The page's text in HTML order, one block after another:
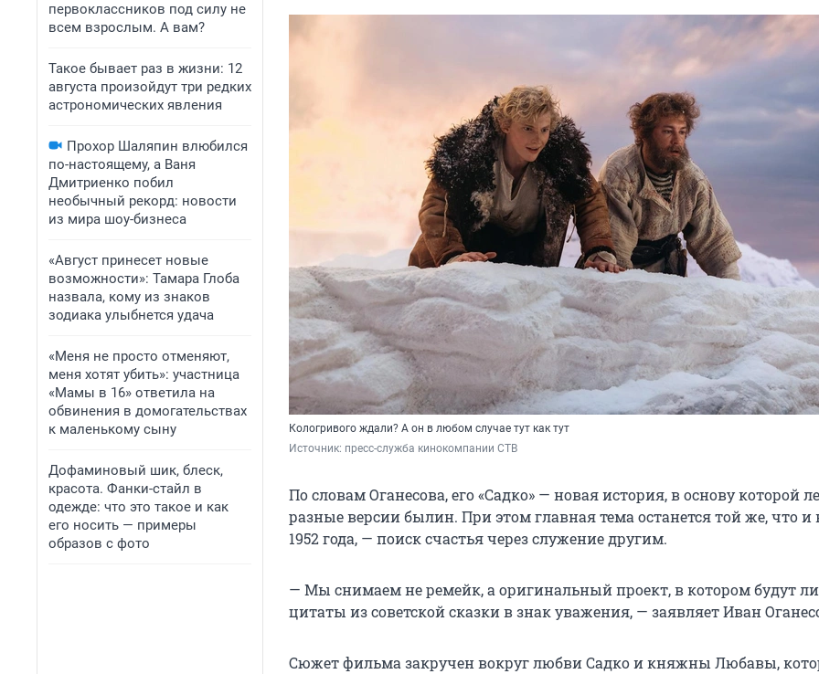
первоклассников под силу не
всем взрослым. А вам?
Такое бывает раз в жизни: 12
августа произойдут три редких
астрономических явления
Прохор Шаляпин влюбился
по-настоящему, а Ваня
Дмитриенко побил
необычный рекорд: новости
из мира шоу-бизнеса
«Август принесет новые
возможности»: Тамара Глоба
назвала, кому из знаков
зодиака улыбнется удача
«Меня не просто отменяют,
меня хотят убить»: участница
«Мамы в 16» ответила на
обвинения в домогательствах
к маленькому сыну
Дофаминовый шик, блеск,
красота. Фанки-стайл в
одежде: что это такое и как
его носить — примеры
образов с фото
Кологривого ждали? А он в любом случае тут как тут
Источник: пресс-служба кинокомпании СТВ
По словам Оганесова, его «Садко» — новая история, в основу которой
разные версии былин. При этом главная тема останется той же, что
1952 года, — поиск счастья через служение другим.
— Мы снимаем не ремейк, а оригинальный проект, в котором будут
цитаты из советской сказки в знак уважения, — заявляет Иван
Сюжет фильма закручен вокруг любви Садко и княжны Любавы,